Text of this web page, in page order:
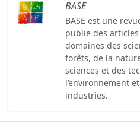
BASE
BASE est une
publie des
domaines des
forêts, de la
sciences et des
l’environnement
industries.